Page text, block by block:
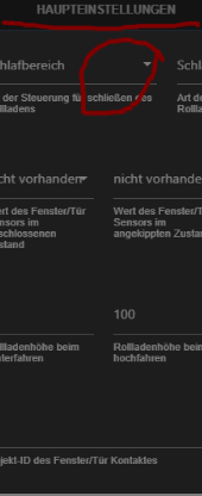
Zumindest habe ich keine